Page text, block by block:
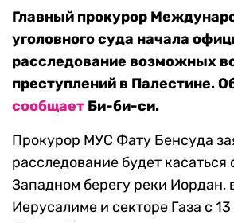
Главный прокурор
уголовного суда начала
расследование возможных
преступлений в Палестине.
сообщает Би-би-си.
Прокурор МУС Фату Бенсуда
расследование будет касаться
Западном берегу реки Иордан,
Иерусалиме и секторе Газа с